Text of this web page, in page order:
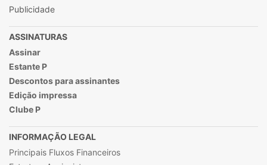
Publicidade
ASSINATURAS
Assinar
Estante P
Descontos para assinantes
Edição impressa
Clube P
INFORMAÇÃO LEGAL
Principais Fluxos Financeiros